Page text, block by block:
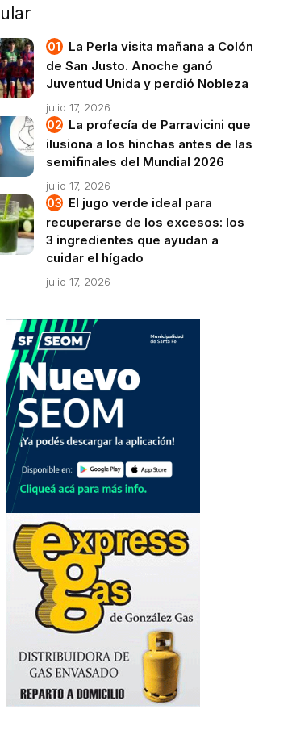
La Perla visita mañana a Colón
de San Justo. Anoche ganó
Juventud Unida y perdió Nobleza
julio 17, 2026
La profecía de Parravicini que
ilusiona a los hinchas antes de las
semifinales del Mundial 2026
julio 17, 2026
El jugo verde ideal para
recuperarse de los excesos: los
3 ingredientes que ayudan a
cuidar el hígado
julio 17, 2026